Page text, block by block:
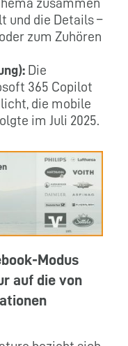
zusammen
und die Details –
zum Zuhören
Die
365 Copilot
die mobile
im Juli 2025.
Modus
auf die von